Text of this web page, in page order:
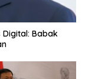
Babak